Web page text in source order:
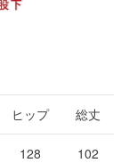
ヒップ 総丈
128 102